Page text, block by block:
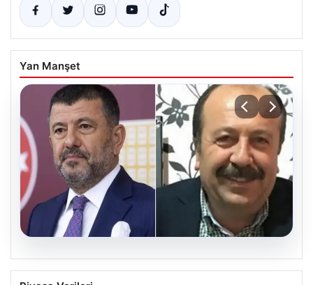
Yan Manşet
06.08.2026
Veli Ağbaba’nın ağabeyi Hür Ağbaba